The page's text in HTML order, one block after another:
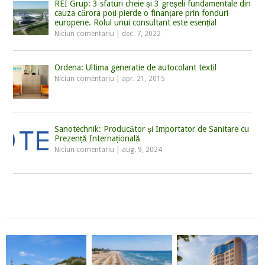
REI Grup: 3 sfaturi cheie și 3 greșeli fundamentale din
cauza cărora poți pierde o finanțare prin fonduri
europene. Rolul unui consultant este esențial
Niciun comentariu dec. 7, 2022
Ordena: Ultima generatie de autocolant textil
Niciun comentariu apr. 21, 2015
Sanotechnik: Producător și Importator de Sanitare cu
Prezență Internațională
Niciun comentariu aug. 9, 2024